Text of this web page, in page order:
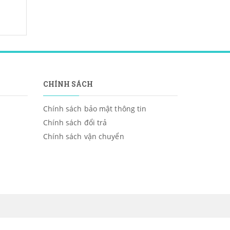
CHÍNH SÁCH
Chính sách bảo mật thông tin
Chính sách đổi trả
Chính sách vận chuyển